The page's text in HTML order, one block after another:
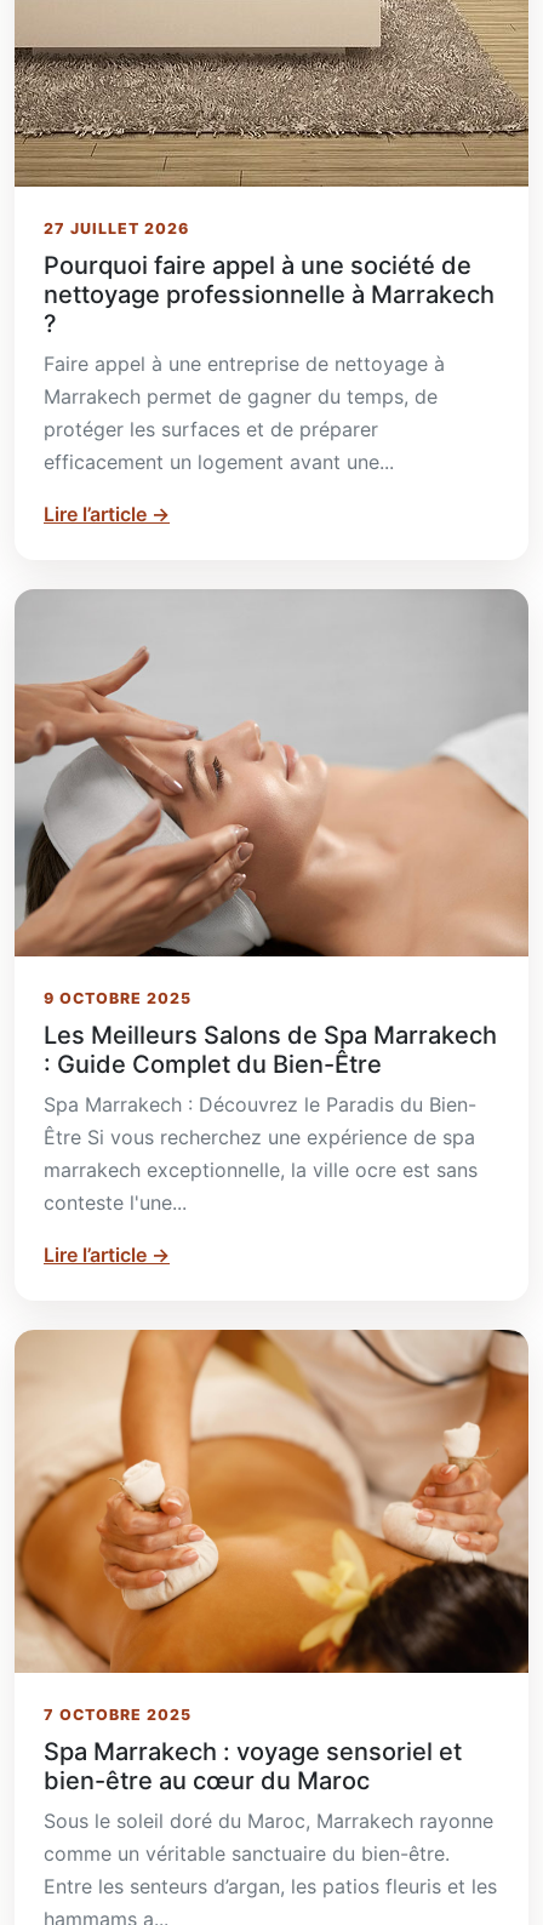
27 JUILLET 2026
Pourquoi faire appel à une société de
nettoyage professionnelle à Marrakech
?
Faire appel à une entreprise de nettoyage à
Marrakech permet de gagner du temps, de
protéger les surfaces et de préparer
efficacement un logement avant une...
Lire l’article →
9 OCTOBRE 2025
Les Meilleurs Salons de Spa Marrakech
: Guide Complet du Bien-Être
Spa Marrakech : Découvrez le Paradis du Bien-
Être Si vous recherchez une expérience de spa
marrakech exceptionnelle, la ville ocre est sans
conteste l'une...
Lire l’article →
7 OCTOBRE 2025
Spa Marrakech : voyage sensoriel et
bien-être au cœur du Maroc
Sous le soleil doré du Maroc, Marrakech rayonne
comme un véritable sanctuaire du bien-être.
Entre les senteurs d’argan, les patios fleuris et les
hammams a...